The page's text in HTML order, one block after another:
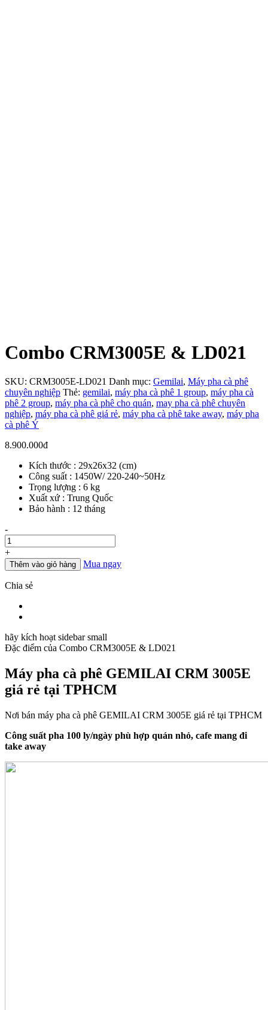
Combo CRM3005E & LD021
SKU: CRM3005E-LD021 Danh mục: Gemilai, Máy pha cà phê
chuyên nghiệp Thẻ: gemilai, máy pha cà phê 1 group, máy pha cà
phê 2 group, máy pha cà phê cho quán, may pha cà phê chuyên
nghiệp, máy pha cà phê giá rẻ, máy pha cà phê take away, máy pha
cà phê Ý
8.900.000đ
Kích thước : 29x26x32 (cm)
Công suất : 1450W/ 220-240~50Hz
Trọng lượng : 6 kg
Xuất xứ : Trung Quốc
Bảo hành : 12 tháng
Số
lượng
-
+
Thêm vào giỏ hàng Mua ngay
Chia sẻ
hãy kích hoạt sidebar small
Đặc điểm của Combo CRM3005E & LD021
Máy pha cà phê GEMILAI CRM 3005E
giá rẻ tại TPHCM
Nơi bán máy pha cà phê GEMILAI CRM 3005E giá rẻ tại TPHCM
Công suất pha 100 ly/ngày phù hợp quán nhỏ, cafe mang đi
take away